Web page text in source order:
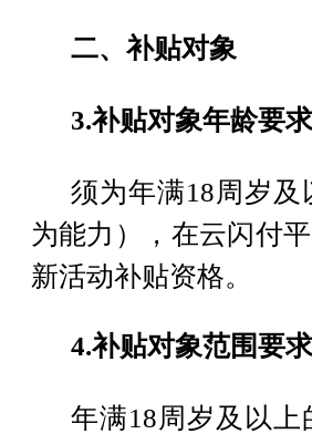
二、补贴对象
3.补贴对象年龄要求
须为年满18周岁
为能力），在云闪付
新活动补贴资格。
4.补贴对象范围要求
年满18周岁及以